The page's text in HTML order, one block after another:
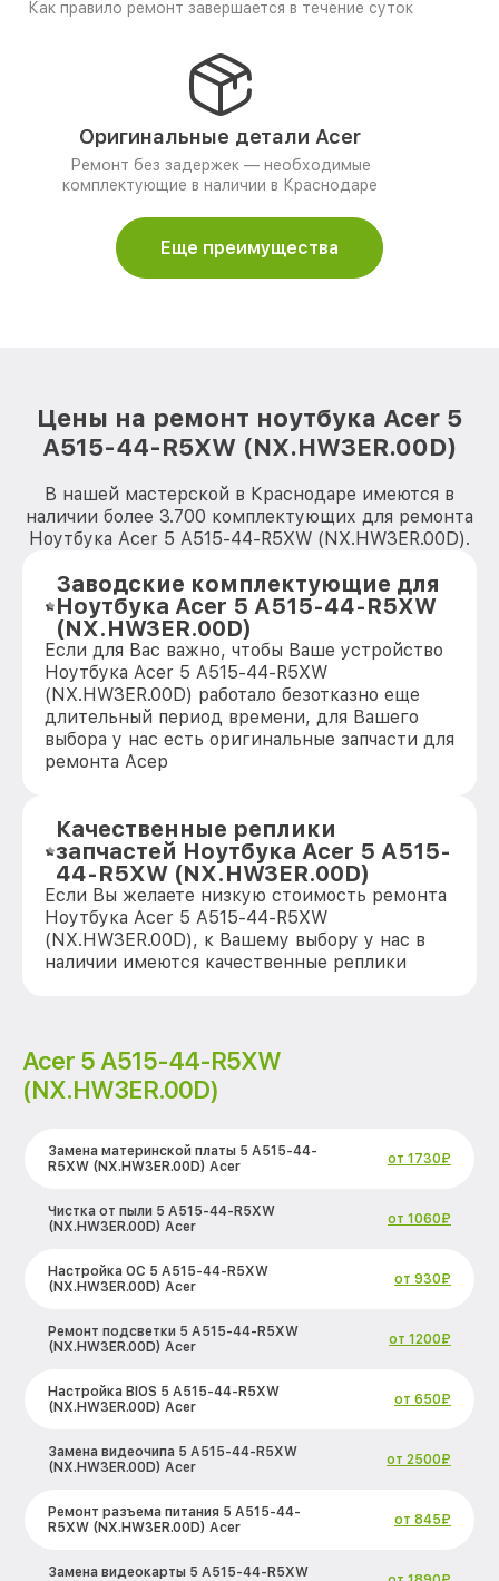
Как правило ремонт завершается в течение суток
Оригинальные детали Acer
Ремонт без задержек — необходимые
комплектующие в наличии в Краснодаре
Еще преимущества
Цены на ремонт ноутбука Acer 5
A515-44-R5XW (NX.HW3ER.00D)
В нашей мастерской в Краснодаре имеются в
наличии более 3.700 комплектующих для ремонта
Ноутбука Acer 5 A515-44-R5XW (NX.HW3ER.00D).
Заводские комплектующие для
Ноутбука Acer 5 A515-44-R5XW
(NX.HW3ER.00D)
Если для Вас важно, чтобы Ваше устройство
Ноутбука Acer 5 A515-44-R5XW
(NX.HW3ER.00D) работало безотказно еще
длительный период времени, для Вашего
выбора у нас есть оригинальные запчасти для
ремонта Асер
Качественные реплики
запчастей Ноутбука Acer 5 A515-
44-R5XW (NX.HW3ER.00D)
Если Вы желаете низкую стоимость ремонта
Ноутбука Acer 5 A515-44-R5XW
(NX.HW3ER.00D), к Вашему выбору у нас в
наличии имеются качественные реплики
Acer 5 A515-44-R5XW
(NX.HW3ER.00D)
Замена материнской платы 5 A515-44-
R5XW (NX.HW3ER.00D) Acer
от 1730₽
Чистка от пыли 5 A515-44-R5XW
(NX.HW3ER.00D) Acer
от 1060₽
Настройка ОС 5 A515-44-R5XW
(NX.HW3ER.00D) Acer
от 930₽
Ремонт подсветки 5 A515-44-R5XW
(NX.HW3ER.00D) Acer
от 1200₽
Настройка BIOS 5 A515-44-R5XW
(NX.HW3ER.00D) Acer
от 650₽
Замена видеочипа 5 A515-44-R5XW
(NX.HW3ER.00D) Acer
от 2500₽
Ремонт разъема питания 5 A515-44-
R5XW (NX.HW3ER.00D) Acer
от 845₽
Замена видеокарты 5 A515-44-R5XW